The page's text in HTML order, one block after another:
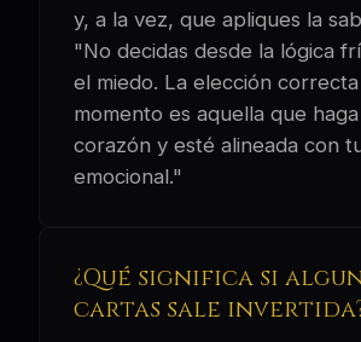
y, a la vez, que apliques la
"No decidas desde la lógica
el miedo. La elección
momento es aquella que
corazón y esté alineada con
emocional."
¿Qué significa si
cartas sale